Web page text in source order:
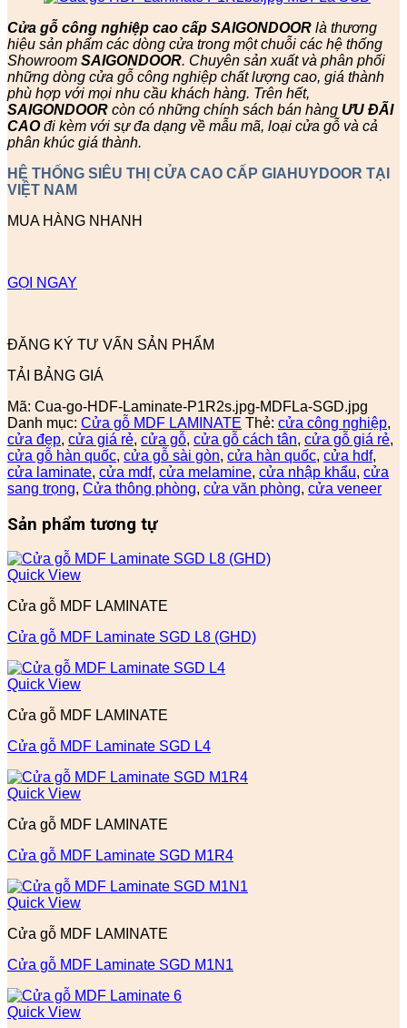
Cửa gỗ công nghiệp cao cấp SAIGONDOOR là thương
hiệu sản phẩm các dòng cửa trong một chuỗi các hệ thống
Showroom SAIGONDOOR. Chuyên sản xuất và phân phối
những dòng cửa gỗ công nghiệp chất lượng cao, giá thành
phù hợp với mọi nhu cầu khách hàng. Trên hết,
SAIGONDOOR còn có những chính sách bán hàng ƯU ĐÃI
CAOđi kèm với sự đa dạng về mẫu mã, loại cửa gỗ và cả
phân khúc giá thành.
HỆ THỐNG SIÊU THỊ CỬA CAO CẤP GIAHUYDOOR TẠI
VIỆT NAM
MUA HÀNG NHANH
GỌI NGAY
ĐĂNG KÝ TƯ VẤN SẢN PHẨM
TẢI BẢNG GIÁ
Mã: Cua-go-HDF-Laminate-P1R2s.jpg-MDFLa-SGD.jpg
Danh mục: Cửa gỗ MDF LAMINATE Thẻ: cửa công nghiệp,
cửa đẹp, cửa giá rẻ, cửa gỗ, cửa gỗ cách tân, cửa gỗ giá rẻ,
cửa gỗ hàn quốc, cửa gỗ sài gòn, cửa hàn quốc, cửa hdf,
cửa laminate, cửa mdf, cửa melamine, cửa nhập khẩu, cửa
sang trọng, Cửa thông phòng, cửa văn phòng, cửa veneer
Sản phẩm tương tự
Quick View
Cửa gỗ MDF LAMINATE
Cửa gỗ MDF Laminate SGD L8 (GHD)
Quick View
Cửa gỗ MDF LAMINATE
Cửa gỗ MDF Laminate SGD L4
Quick View
Cửa gỗ MDF LAMINATE
Cửa gỗ MDF Laminate SGD M1R4
Quick View
Cửa gỗ MDF LAMINATE
Cửa gỗ MDF Laminate SGD M1N1
Quick View